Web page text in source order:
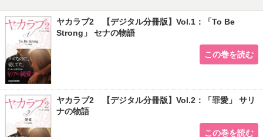
ヤカラブ2 【デジタル分冊版】Vol.1：「To Be
Strong」 セナの物語
この巻を読む
ヤカラブ2 【デジタル分冊版】Vol.2：「罪愛」 サリ
ナの物語
この巻を読む